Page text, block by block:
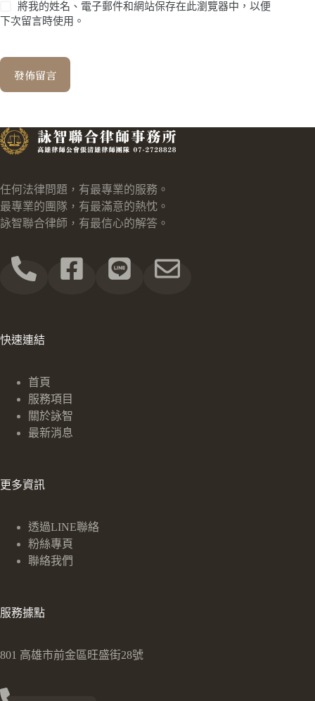
將我的姓名、電子郵件和網站保存在此瀏覽器中，以便
下次留言時使用。
發佈留言
任何法律問題，有最專業的服務。
最專業的團隊，有最滿意的熱忱。
詠智聯合律師，有最信心的解答。
快速連結
首頁
服務項目
關於詠智
最新消息
更多資訊
透過LINE聯絡
粉絲專頁
聯絡我們
服務據點
801 高雄市前金區旺盛街28號